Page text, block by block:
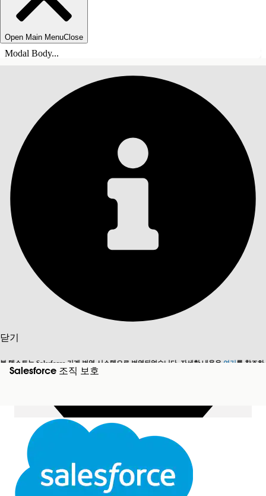
Open Main MenuClose
Modal Body...
닫기
본 텍스트는 Salesforce 기계 번역 시스템으로 번역되었습니다. 자세한 내용은 여기를 참조하
세요.
영어로 전환 지금 안 함
닫기
Salesforce 조직 보호